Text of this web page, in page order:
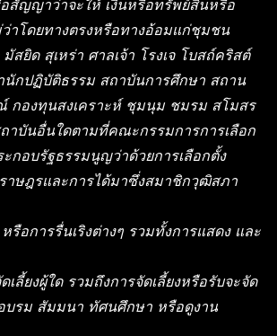
สัญญาว่าจะให้ เงินหรือทรัพย์สินหรือ
าโดยทางตรงหรือทางอ้อมแก่ชุมชน
ยิด สุเหร่า ศาลเจ้า โรงเจ โบสถ์คริสต์
กปฏิบัติธรรม สถาบันการศึกษา สถาน
กองทุนสงเคราะห์ ชุมนุม ชมรม สโมสร
าบันอื่นใดตามที่คณะกรรมการการเลือก
กอบรัฐธรรมนูญว่าด้วยการเลือกตั้ง
าษฎรและการได้มาซึ่งสมาชิกวุฒิสภา
อการรื่นเริงต่างๆ รวมทั้งการแสดง และ
เลี้ยงผู้ใด รวมถึงการจัดเลี้ยงหรือรับจะจัด
บรม สัมมนา ทัศนศึกษา หรือดูงาน